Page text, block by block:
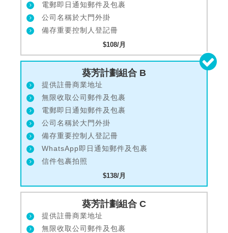
電郵即日通知郵件及包裹
公司名稱於大門外掛
備存重要控制人登記冊
$108/月
葵芳計劃組合 B
提供註冊商業地址
無限收取公司郵件及包裹
電郵即日通知郵件及包裹
公司名稱於大門外掛
備存重要控制人登記冊
WhatsApp即日通知郵件及包裹
信件包裹拍照
$138/月
葵芳計劃組合 C
提供註冊商業地址
無限收取公司郵件及包裹